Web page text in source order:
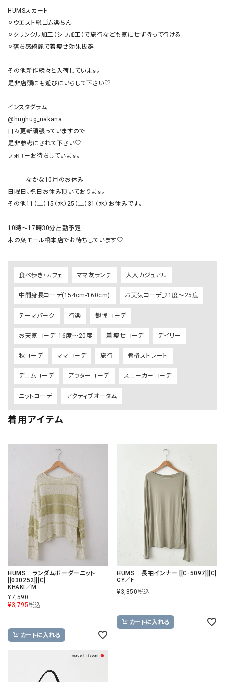
HUMSスカート
⚪︎ウエスト総ゴム楽ちん
⚪︎クリンクル加工（シワ加工）で旅行なども気にせず持って行ける
⚪︎落ち感綺麗で着痩せ効果抜群
その他新作続々と入荷しています。
是非店頭にも遊びにいらして下さい♡
インスタグラム
@hughug_nakana
日々更新頑張っていますので
是非参考にされて下さい♡
フォローお待ちしています。
----------なかな10月のお休み--------------
日曜日、祝日お休み頂いております。
その他11（土）15（水）25（土）31（水）お休みです。
10時〜17時30分出勤予定
木の葉モール橋本店でお待ちしています♡
食べ歩き・カフェ ママ友ランチ 大人カジュアル
中間身長コーデ(154cm-160cm) お天気コーデ_21度～25度
テーマパーク 行楽 観戦コーデ
お天気コーデ_16度～20度 着痩せコーデ デイリー
秋コーデ ママコーデ 旅行 骨格ストレート
デニムコーデ アウターコーデ スニーカーコーデ
ニットコーデ アクティブオータム
着用アイテム
HUMS｜ランダムボーダーニット
[[030252]][C]
KHAKI／M
¥7,590
¥3,795税込
カートに入れる
HUMS｜長袖インナー [[C-5097]][C]
GY／F
¥3,850税込
カートに入れる